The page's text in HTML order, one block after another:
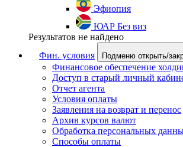
Эфиопия
ЮАР Без виз
Результатов не найдено
Фин. условия
Подменю открыть/
Финансовое обеспечение
Доступ в старый личный
Отчет агента
Условия оплаты
Заявления на возврат и перенос
Архив курсов валют
Обработка персональных
Способы оплаты